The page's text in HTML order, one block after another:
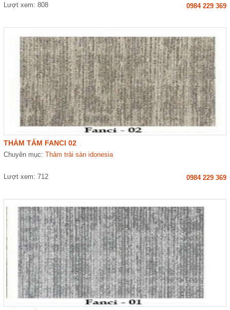
Lượt xem: 808 0984 229 369
THẢM TẤM FANCI 02
Chuyên mục:Thảm trải sàn idonesia
Lượt xem: 712 0984 229 369